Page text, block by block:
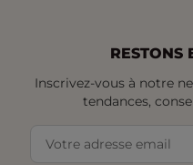
RESTONS
Inscrivez-vous à notre
tendances,